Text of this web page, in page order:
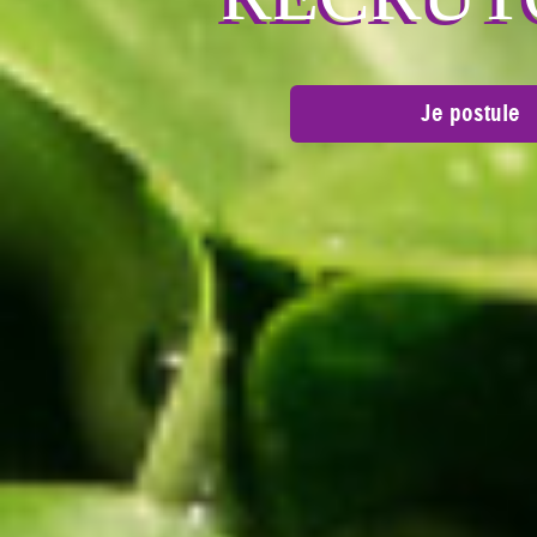
Je postule